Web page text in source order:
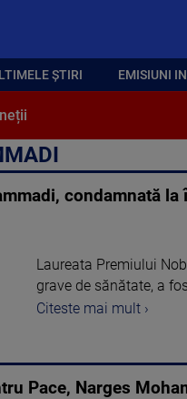
ȘTIRI EMISIUNI
condamnată
Laureata Premiului
grave de sănătate, a
Citeste mai mult ›
Pace, Narges